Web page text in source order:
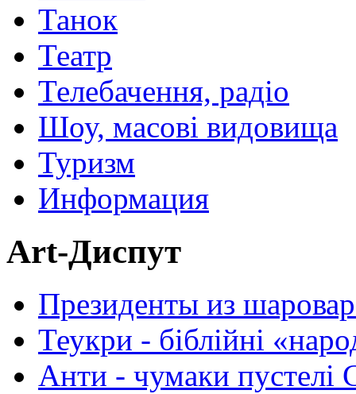
Танок
Театр
Телебачення, радіо
Шоу, масові видовища
Туризм
Информация
Art-Диспут
Президенты из
Теукри - біблійні
Анти - чумаки пустелі